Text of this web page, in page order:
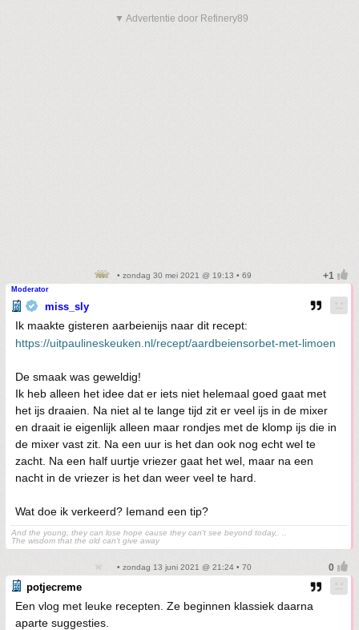
▼ Advertentie door Refinery89
• zondag 30 mei 2021 @ 19:13 • 69
Moderator
miss_sly
Ik maakte gisteren aarbeienijs naar dit recept:
https://uitpaulineskeuken.nl/recept/aardbeiensorbet-met-limoen
De smaak was geweldig!
Ik heb alleen het idee dat er iets niet helemaal goed gaat met
het ijs draaien. Na niet al te lange tijd zit er veel ijs in de mixer
en draait ie eigenlijk alleen maar rondjes met de klomp ijs die in
de mixer vast zit. Na een uur is het dan ook nog echt wel te
zacht. Na een half uurtje vriezer gaat het wel, maar na een
nacht in de vriezer is het dan weer veel te hard.
Wat doe ik verkeerd? Iemand een tip?
And the young, they can lose hope cause they can't see beyond today,. ..
The wisdom that the old can't give away
• zondag 13 juni 2021 @ 21:24 • 70
potjecreme
Een vlog met leuke recepten. Ze beginnen klassiek daarna
aparte suggesties.